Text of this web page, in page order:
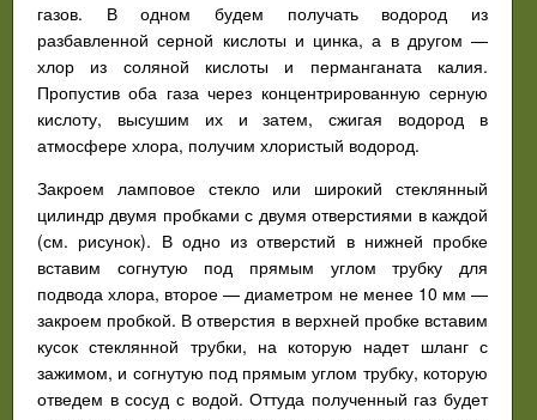
газов. В одном будем получать водород из
разбавленной серной кислоты и цинка, а в другом —
хлор из соляной кислоты и перманганата калия.
Пропустив оба газа через концентрированную серную
кислоту, высушим их и затем, сжигая водород в
атмосфере хлора, получим хлористый водород.
Закроем ламповое стекло или широкий стеклянный
цилиндр двумя пробками с двумя отверстиями в каждой
(см. рисунок). В одно из отверстий в нижней пробке
вставим согнутую под прямым углом трубку для
подвода хлора, второе — диаметром не менее 10 мм —
закроем пробкой. В отверстия в верхней пробке вставим
кусок стеклянной трубки, на которую надет шланг с
зажимом, и согнутую под прямым углом трубку, которую
отведем в сосуд с водой. Оттуда полученный газ будет